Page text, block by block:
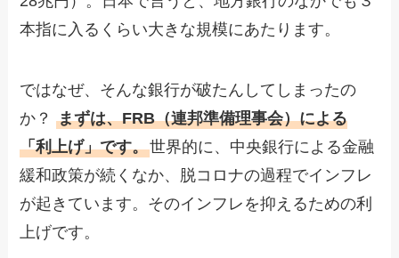
本指に入るくらい大きな規模にあたります。
ではなぜ、そんな銀行が破たんしてしまったの
か？まずは、FRB（連邦準備理事会）による
「利上げ」です。世界的に、中央銀行による金融
緩和政策が続くなか、脱コロナの過程でインフレ
が起きています。そのインフレを抑えるための利
上げです。